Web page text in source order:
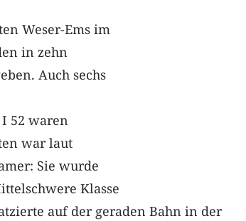
Weser-Ems im
in zehn
Auch sechs
52 waren
war laut
Sie wurde
Klasse
auf der geraden Bahn in der